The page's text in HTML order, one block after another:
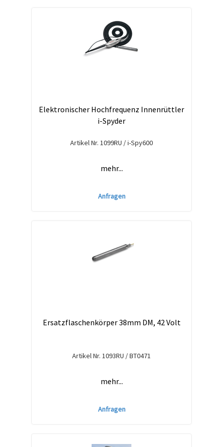
Elektronischer Hochfrequenz Innenrüttler
i-Spyder
Artikel Nr. 1099RU / i-Spy600
mehr...
Anfragen
Ersatzflaschenkörper 38mm DM, 42 Volt
Artikel Nr. 1093RU / BT0471
mehr...
Anfragen